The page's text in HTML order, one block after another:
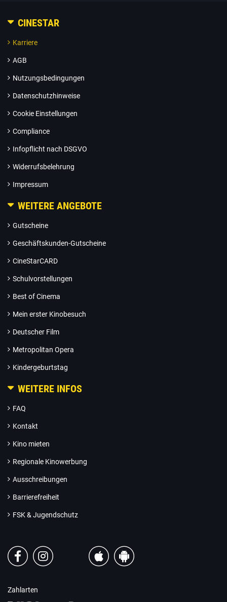
CINESTAR
Karriere
AGB
Nutzungsbedingungen
Datenschutzhinweise
Cookie Einstellungen
Compliance
Infopflicht nach DSGVO
Widerrufsbelehrung
Impressum
WEITERE ANGEBOTE
Gutscheine
Geschäftskunden-Gutscheine
CineStarCARD
Schulvorstellungen
Best of Cinema
Mein erster Kinobesuch
Deutscher Film
Metropolitan Opera
Kindergeburtstag
WEITERE INFOS
FAQ
Kontakt
Kino mieten
Regionale Kinowerbung
Ausschreibungen
Barrierefreiheit
FSK & Jugendschutz
Zahlarten